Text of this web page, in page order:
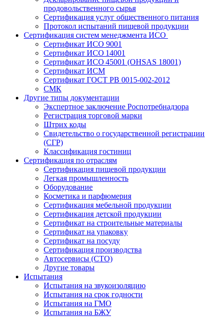
продовольственного сырья
Сертификация услуг общественного питания
Протокол испытаний пищевой продукции
Сертификация систем менеджмента ИСО
Сертификат ИСО 9001
Сертификат ИСО 14001
Сертификат ИСО 45001 (OHSAS 18001)
Сертификат ИСМ
Сертификат ГОСТ РВ 0015-002-2012
СМК
Другие типы документации
Экспертное заключение Роспотребнадзора
Регистрация торговой марки
Штрих коды
Свидетельство о государственной регистрации
(СГР)
Классификация гостиниц
Сертификация по отраслям
Сертификация пищевой продукции
Легкая промышленность
Оборудование
Косметика и парфюмерия
Сертификация мебельной продукции
Сертификация детской продукции
Сертификат на строительные материалы
Сертификат на упаковку
Сертификат на посуду
Сертификация производства
Автосервисы (СТО)
Другие товары
Испытания
Испытания на звукоизоляцию
Испытания на срок годности
Испытания на ГМО
Испытания на БЖУ